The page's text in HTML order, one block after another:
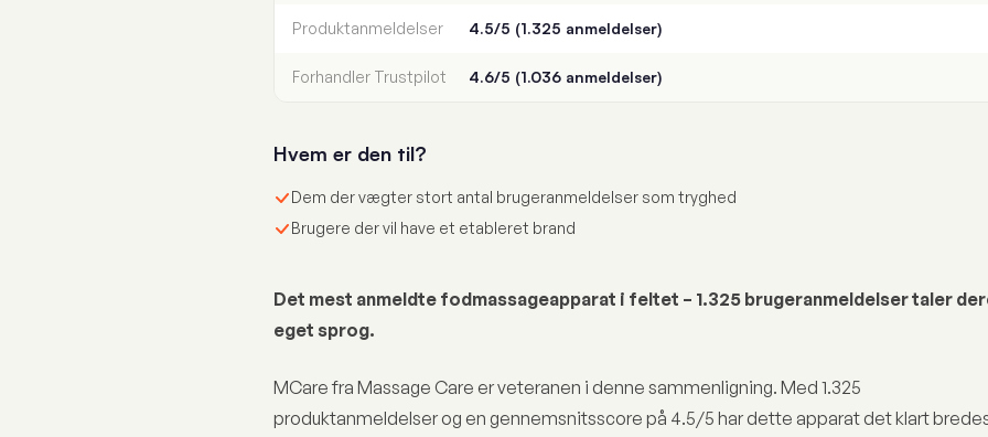
Produktanmeldelser 4.5/5 (1.325 anmeldelser)
Forhandler Trustpilot 4.6/5 (1.036 anmeldelser)
Hvem er den til?
Dem der vægter stort antal brugeranmeldelser som tryghed
Brugere der vil have et etableret brand
Det mest anmeldte fodmassageapparat i feltet – 1.325 brugeranmeldelser taler
eget sprog.
MCare fra Massage Care er veteranen i denne sammenligning. Med 1.325
produktanmeldelser og en gennemsnitsscore på 4.5/5 har dette apparat det klart